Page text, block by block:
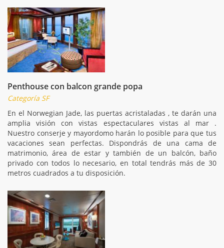
Penthouse con balcon grande popa
Categoría SF
En el Norwegian Jade, las puertas acristaladas , te darán una
amplia visión con vistas espectaculares vistas al mar .
Nuestro conserje y mayordomo harán lo posible para que tus
vacaciones sean perfectas. Dispondrás de una cama de
matrimonio, área de estar y también de un balcón, baño
privado con todos lo necesario, en total tendrás más de 30
metros cuadrados a tu disposición.